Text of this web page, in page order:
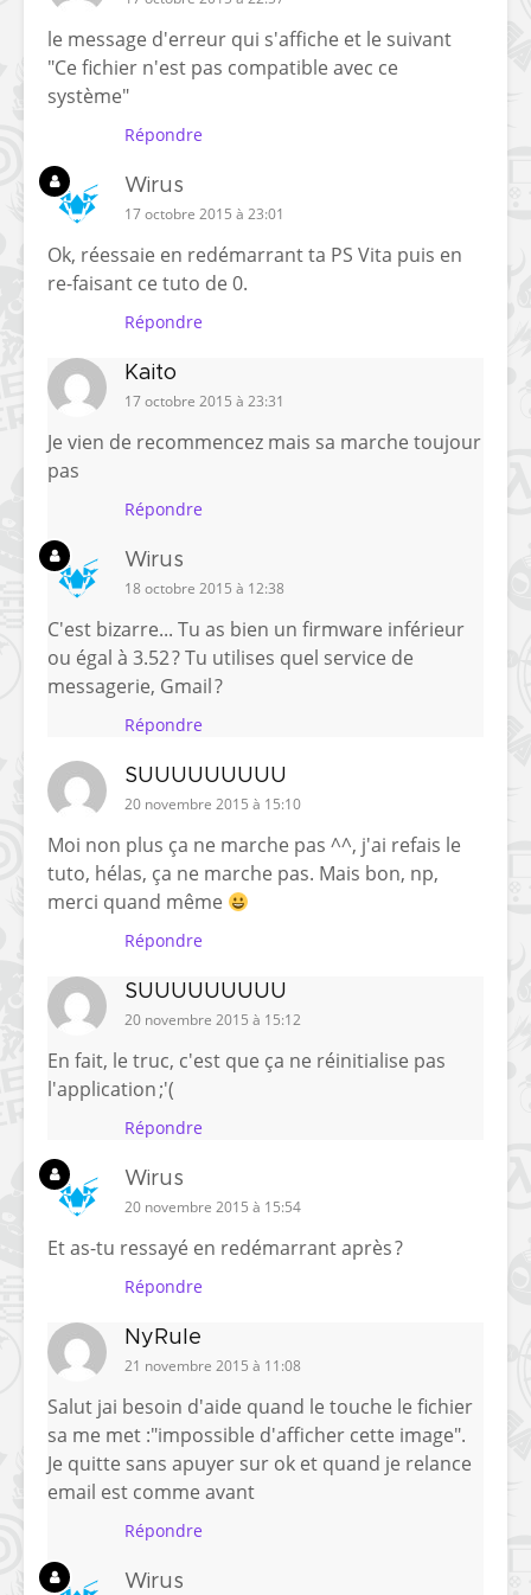
le message d'erreur qui s'affiche et le suivant
"Ce fichier n'est pas compatible avec ce
système"
Répondre
Wirus
17 octobre 2015 à 23:01
Ok, réessaie en redémarrant ta PS Vita puis en
re-faisant ce tuto de 0.
Répondre
Kaito
17 octobre 2015 à 23:31
Je vien de recommencez mais sa marche toujour
pas
Répondre
Wirus
18 octobre 2015 à 12:38
C'est bizarre... Tu as bien un firmware inférieur
ou égal à 3.52 ? Tu utilises quel service de
messagerie, Gmail ?
Répondre
SUUUUUUUUU
20 novembre 2015 à 15:10
Moi non plus ça ne marche pas ^^, j'ai refais le
tuto, hélas, ça ne marche pas. Mais bon, np,
merci quand même
Répondre
SUUUUUUUUU
20 novembre 2015 à 15:12
En fait, le truc, c'est que ça ne réinitialise pas
l'application ;'(
Répondre
Wirus
20 novembre 2015 à 15:54
Et as-tu ressayé en redémarrant après ?
Répondre
NyRule
21 novembre 2015 à 11:08
Salut jai besoin d'aide quand le touche le fichier
sa me met :"impossible d'afficher cette image".
Je quitte sans apuyer sur ok et quand je relance
email est comme avant
Répondre
Wirus